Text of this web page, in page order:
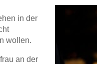
in der
wollen.
an der